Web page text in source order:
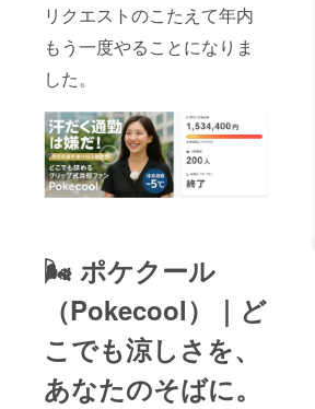
リクエストのこたえて年内
もう一度やることになりま
した。
🌬️ ポケクール
（Pokecool）｜ど
こでも涼しさを、
あなたのそばに。